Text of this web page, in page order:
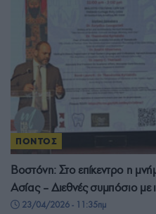
ΠΟΝΤΟΣ
Βοστόνη: Στο επίκεντρο η
Ασίας – Διεθνές συμπόσιο με
23/04/2026 - 11:35πμ